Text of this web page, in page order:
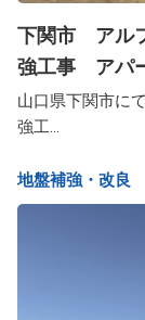
下関市 アル
強工事 アパ
山口県下関市に
強工...
地盤補強・改良​